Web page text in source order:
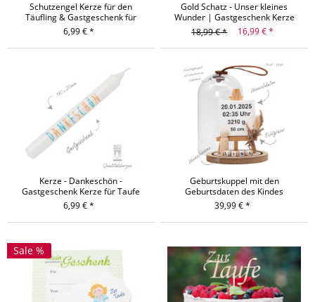
Schutzengel Kerze für den
Täufling & Gastgeschenk für
Freunde und Besucher
6,99 € *
Gold Schatz - Unser kleines
Wunder | Gastgeschenk Kerze
18,99 € *
16,99 € *
Kerze - Dankeschön -
Gastgeschenk Kerze für Taufe
und Kommunion
6,99 € *
Geburtskuppel mit den
Geburtsdaten des Kindes
39,99 € *
Sale %